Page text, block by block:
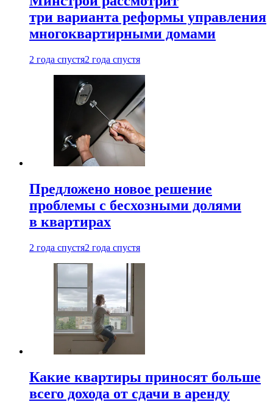
три варианта реформы управления
многоквартирными домами
2 года спустя2 года спустя
Предложено новое решение
проблемы с бесхозными долями
в квартирах
2 года спустя2 года спустя
Какие квартиры приносят больше
всего дохода от сдачи в аренду